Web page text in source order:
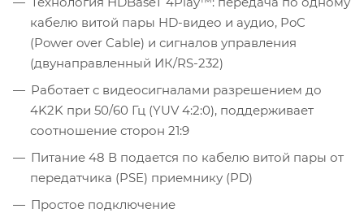
кабелю витой пары HD-видео и аудио, PoC
(Power over Cable) и сигналов управления
(двунаправленный ИК/RS-232)
Работает с видеосигналами разрешением до
4K2K при 50/60 Гц (YUV 4:2:0), поддерживает
соотношение сторон 21:9
Питание 48 В подается по кабелю витой пары от
передатчика (PSE) приемнику (PD)
Простое подключение